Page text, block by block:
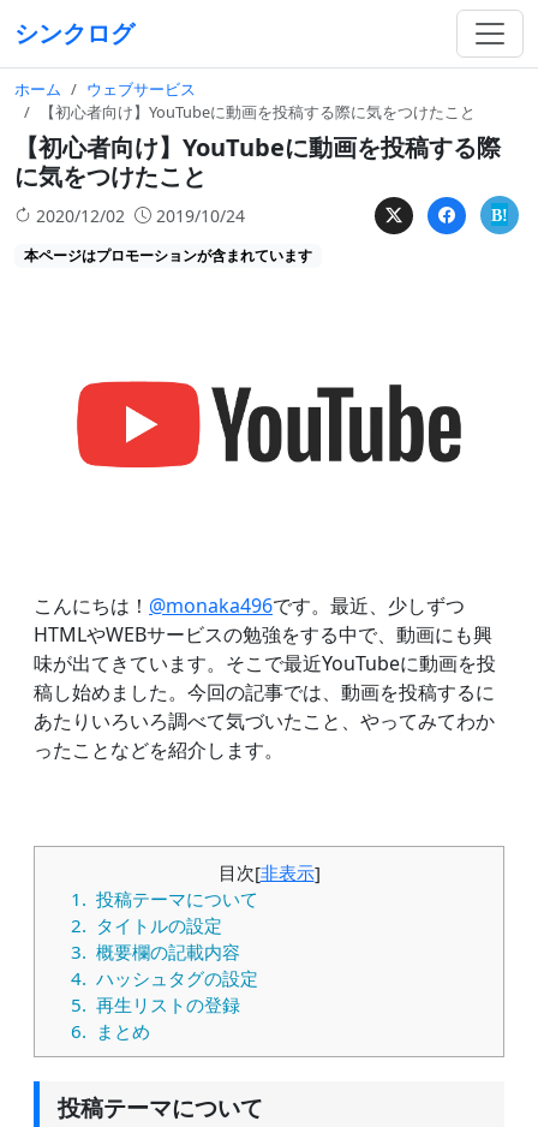
シンクログ
ホーム
ウェブサービス
【初心者向け】YouTubeに動画を投稿する際に気をつけたこと
【初心者向け】YouTubeに動画を投稿する際
に気をつけたこと
2020/12/02 2019/10/24
本ページはプロモーションが含まれています
こんにちは！ @monaka496です。最近、少しずつ
HTMLやWEBサービスの勉強をする中で、動画にも興
味が出てきています。そこで最近YouTubeに動画を投
稿し始めました。今回の記事では、動画を投稿するに
あたりいろいろ調べて気づいたこと、やってみてわか
ったことなどを紹介します。
目次[非表示]
1. 投稿テーマについて
2. タイトルの設定
3. 概要欄の記載内容
4. ハッシュタグの設定
5. 再生リストの登録
6. まとめ
投稿テーマについて